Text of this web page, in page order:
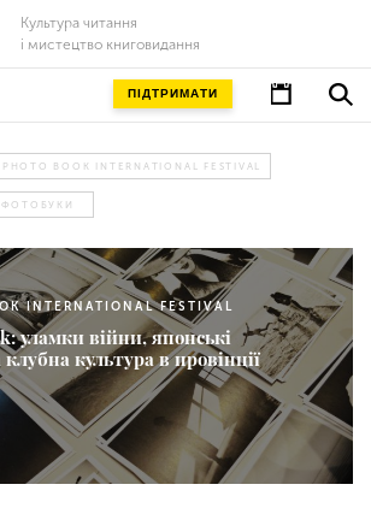
Культура читання
і мистецтво книговидання
ПІДТРИМАТИ
PHOTO BOOK INTERNATIONAL FESTIVAL
ФОТОБУКИ
INTERNATIONAL FESTIVAL
уламки війни, японські
культура в провінції